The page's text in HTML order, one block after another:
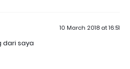
10 March 2018 at 16:51
dari saya